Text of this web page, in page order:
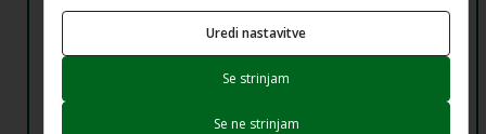
Uredi nastavitve
Se strinjam
Se ne strinjam